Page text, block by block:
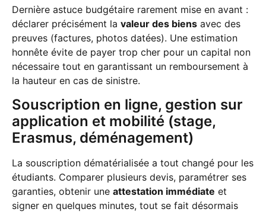
Dernière astuce budgétaire rarement mise en avant :
déclarer précisément la valeur des biens avec des
preuves (factures, photos datées). Une estimation
honnête évite de payer trop cher pour un capital non
nécessaire tout en garantissant un remboursement à
la hauteur en cas de sinistre.
Souscription en ligne, gestion sur
application et mobilité (stage,
Erasmus, déménagement)
La souscription dématérialisée a tout changé pour les
étudiants. Comparer plusieurs devis, paramétrer ses
garanties, obtenir une attestation immédiate et
signer en quelques minutes, tout se fait désormais